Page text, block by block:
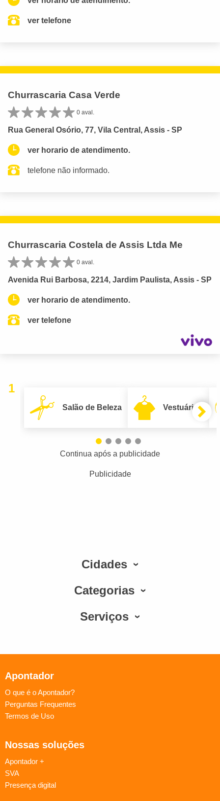
ver telefone
Churrascaria Casa Verde
0 aval.
Rua General Osório, 77, Vila Central, Assis - SP
ver horario de atendimento.
telefone não informado.
Churrascaria Costela de Assis Ltda Me
0 aval.
Avenida Rui Barbosa, 2214, Jardim Paulista, Assis - SP
ver horario de atendimento.
ver telefone
1
Salão de Beleza Vestuário
Continua após a publicidade
Publicidade
Cidades
Categorias
Serviços
Apontador
O que é o Apontador?
Perguntas Frequentes
Termos de Uso
Nossas soluções
Apontador +
SVA
Presença digital